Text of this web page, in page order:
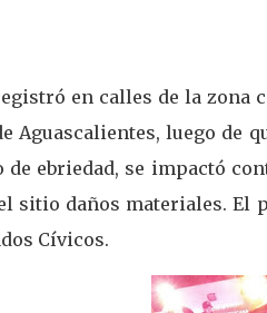
en calles de la
Aguascalientes, luego de
de ebriedad, se impactó
sitio daños materiales. El
Cívicos.